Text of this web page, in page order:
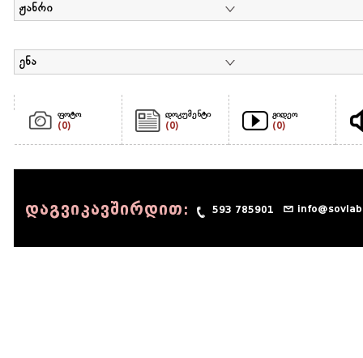
ჟანრი
ენა
ფოტო
(0)
დოკუმენტი
(0)
ვიდეო
(0)
დაგვიკავშირდით: 593 785901